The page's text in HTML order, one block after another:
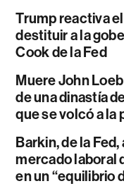
Trump reactiva
destituir a la
Cook de la Fed
Muere John
de una dinastía
que se volcó a la
Barkin, de la
mercado laboral
en un “equilibrio